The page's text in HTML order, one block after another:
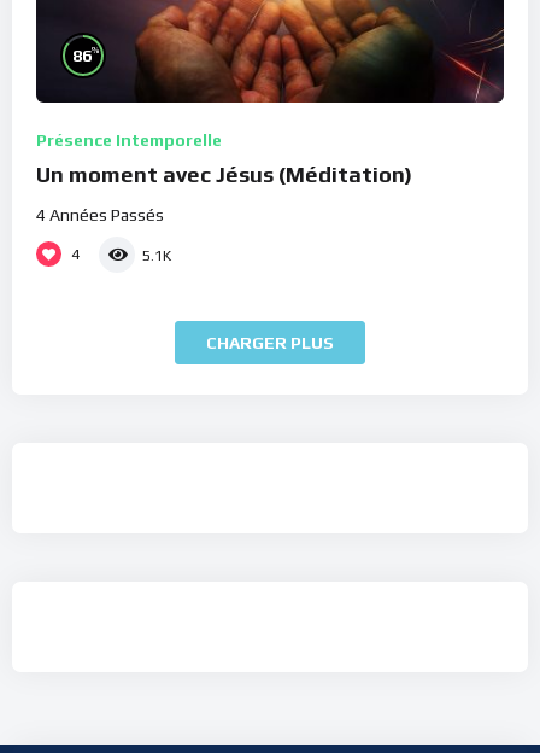
86%
Présence Intemporelle
Un moment avec Jésus (Méditation)
4 Années Passés
4 5.1K
CHARGER PLUS